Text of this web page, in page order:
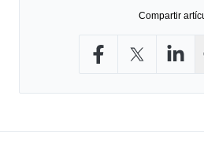
Compartir